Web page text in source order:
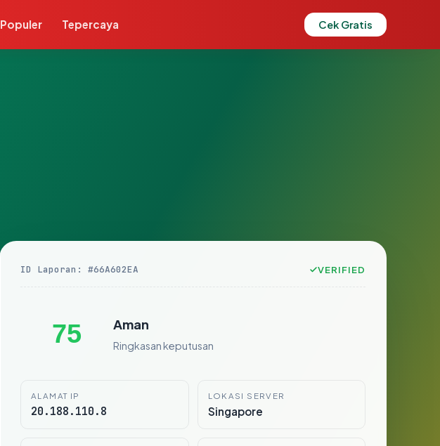
Populer Tepercaya Cek Gratis
ID Laporan: #66A602EA VERIFIED
75 Aman
Ringkasan keputusan
ALAMAT IP
20.188.110.8
LOKASI SERVER
Singapore